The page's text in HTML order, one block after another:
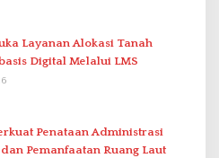
Layanan Alokasi Tanah
Digital Melalui LMS
Penataan Administrasi
Pemanfaatan Ruang Laut